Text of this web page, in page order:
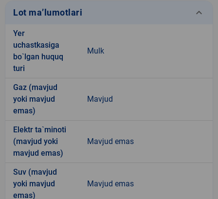
Lot ma’lumotlari keyboard_arrow_down
Yer
uchastkasiga
bo`lgan huquq
turi
Mulk
Gaz (mavjud
yoki mavjud
emas)
Mavjud
Elektr ta`minoti
(mavjud yoki
mavjud emas)
Mavjud emas
Suv (mavjud
yoki mavjud
emas)
Mavjud emas